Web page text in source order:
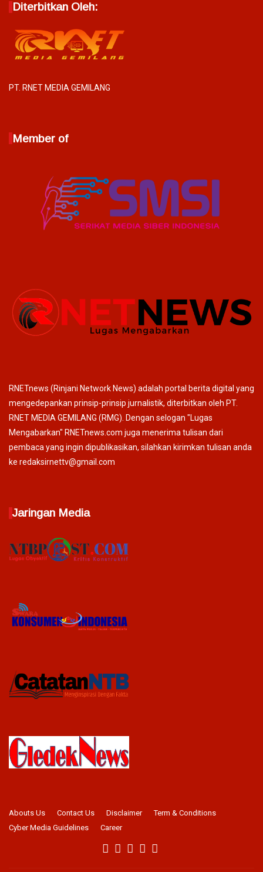
Diterbitkan Oleh:
PT. RNET MEDIA GEMILANG
Member of
RNETnews (Rinjani Network News) adalah portal berita digital yang
mengedepankan prinsip-prinsip jurnalistik, diterbitkan oleh PT.
RNET MEDIA GEMILANG (RMG). Dengan selogan "Lugas
Mengabarkan" RNETnews.com juga menerima tulisan dari
pembaca yang ingin dipublikasikan, silahkan kirimkan tulisan anda
ke redaksirnettv@gmail.com
Jaringan Media
Abouts Us Contact Us Disclaimer
Term & Conditions
Cyber Media Guidelines
Career